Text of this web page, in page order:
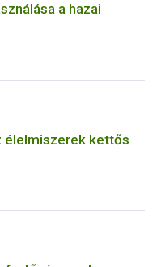
a hazai
élelmiszerek kettős